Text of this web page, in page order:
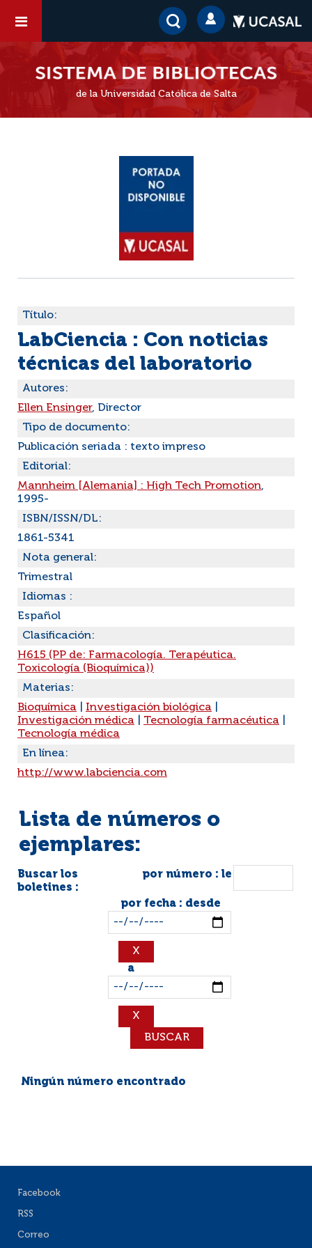
de la Universidad Católica de Salta
Título:
LabCiencia : Con noticias
técnicas del laboratorio
Autores:
Ellen Ensinger, Director
Tipo de documento:
Publicación seriada : texto impreso
Editorial:
Mannheim [Alemania] : High Tech Promotion,
1995-
ISBN/ISSN/DL:
1861-5341
Nota general:
Trimestral
Idiomas :
Español
Clasificación:
H615 (PP de: Farmacología. Terapéutica.
Toxicología (Bioquímica))
Materias:
Bioquímica
Investigación biológica
Investigación médica
Tecnología farmacéutica
Tecnología médica
En línea:
http://www.labciencia.com
Lista de números o
ejemplares:
Buscar los
boletines :
por número : le
por fecha : desde
a
Ningún número encontrado
Facebook
RSS
Correo